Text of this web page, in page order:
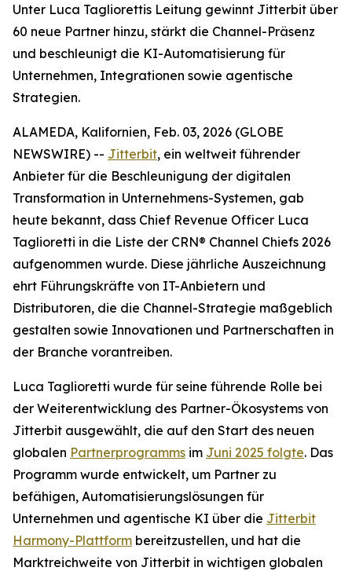
Unter Luca Tagliorettis Leitung gewinnt Jitterbit über
60 neue Partner hinzu, stärkt die Channel-Präsenz
und beschleunigt die KI-Automatisierung für
Unternehmen, Integrationen sowie agentische
Strategien.
ALAMEDA, Kalifornien, Feb. 03, 2026 (GLOBE
NEWSWIRE) -- Jitterbit, ein weltweit führender
Anbieter für die Beschleunigung der digitalen
Transformation in Unternehmens-Systemen, gab
heute bekannt, dass Chief Revenue Officer Luca
Taglioretti in die Liste der CRN® Channel Chiefs 2026
aufgenommen wurde. Diese jährliche Auszeichnung
ehrt Führungskräfte von IT-Anbietern und
Distributoren, die die Channel-Strategie maßgeblich
gestalten sowie Innovationen und Partnerschaften in
der Branche vorantreiben.
Luca Taglioretti wurde für seine führende Rolle bei
der Weiterentwicklung des Partner-Ökosystems von
Jitterbit ausgewählt, die auf den Start des neuen
globalen Partnerprogramms im Juni 2025 folgte. Das
Programm wurde entwickelt, um Partner zu
befähigen, Automatisierungslösungen für
Unternehmen und agentische KI über die Jitterbit
Harmony-Plattform bereitzustellen, und hat die
Marktreichweite von Jitterbit in wichtigen globalen